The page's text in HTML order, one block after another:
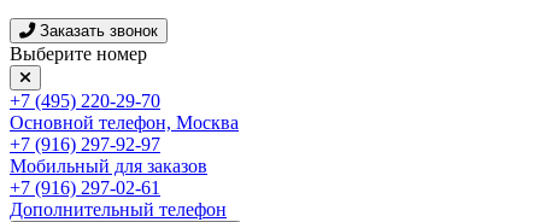
Заказать звонок
Выберите номер
+7 (495) 220-29-70
Основной телефон, Москва
+7 (916) 297-92-97
Мобильный для заказов
+7 (916) 297-02-61
Дополнительный телефон